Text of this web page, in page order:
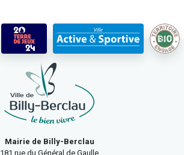
Mairie de Billy-Berclau
181 rue du Général de Gaulle